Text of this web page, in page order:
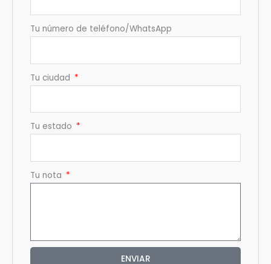
Tu número de teléfono/WhatsApp
Tu ciudad
Tu estado
Tu nota
ENVIAR